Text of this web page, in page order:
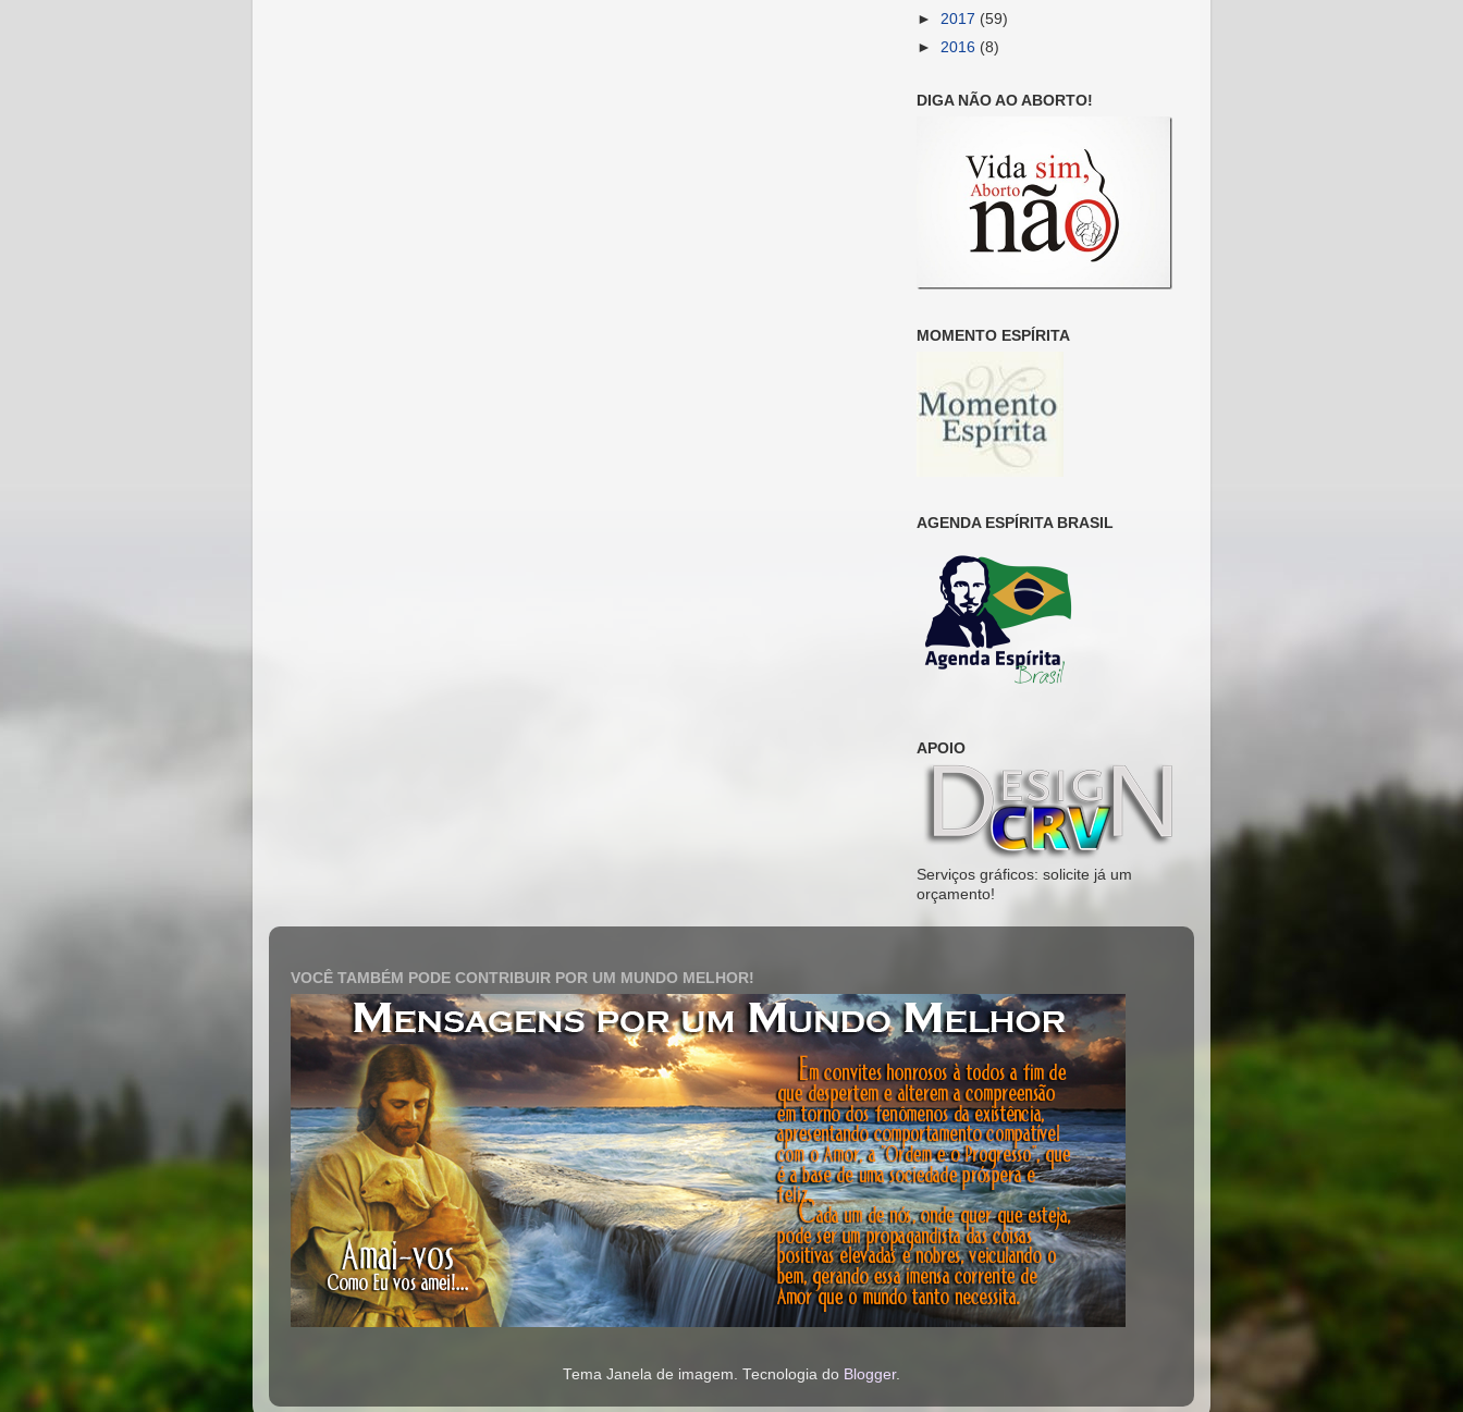
► 2017 (59)
► 2016 (8)
DIGA NÃO AO ABORTO!
MOMENTO ESPÍRITA
AGENDA ESPÍRITA BRASIL
APOIO
Serviços gráficos: solicite já um
orçamento!
VOCÊ TAMBÉM PODE CONTRIBUIR POR UM MUNDO MELHOR!
Tema Janela de imagem. Tecnologia do Blogger.